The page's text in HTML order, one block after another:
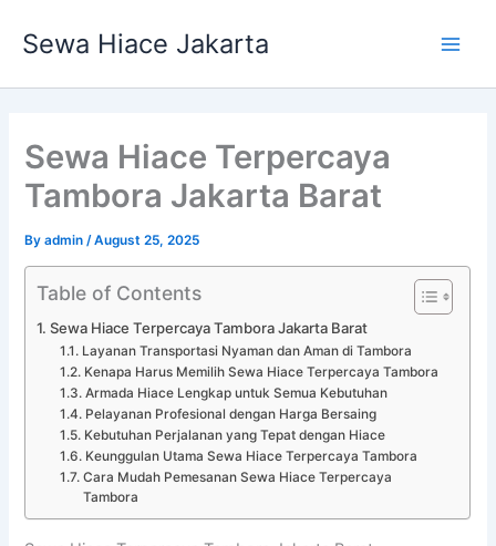
Sewa Hiace Jakarta
Sewa Hiace Terpercaya
Tambora Jakarta Barat
Byadmin /August 25, 2025
Table of Contents
Sewa Hiace Terpercaya Tambora Jakarta Barat
Layanan Transportasi Nyaman dan Aman di Tambora
Kenapa Harus Memilih Sewa Hiace Terpercaya Tambora
Armada Hiace Lengkap untuk Semua Kebutuhan
Pelayanan Profesional dengan Harga Bersaing
Kebutuhan Perjalanan yang Tepat dengan Hiace
Keunggulan Utama Sewa Hiace Terpercaya Tambora
Cara Mudah Pemesanan Sewa Hiace Terpercaya
Tambora